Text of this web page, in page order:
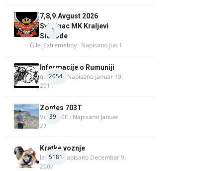
1
7,8,9.Avgust 2026
Svilajnac MK Kraljevi
Slobode
Gile_Extremeboy · Napisano Jun 1
2054
Informacije o Rumuniji
quasaar · Napisano Januar 19,
2011
39
Zontes 703T
Verdi350E · Napisano Januar
27
5181
Kratke voznje
lalajko· Napisano Decembar 9,
2007